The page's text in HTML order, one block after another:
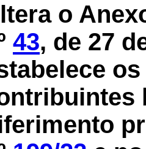
o
43, de 27